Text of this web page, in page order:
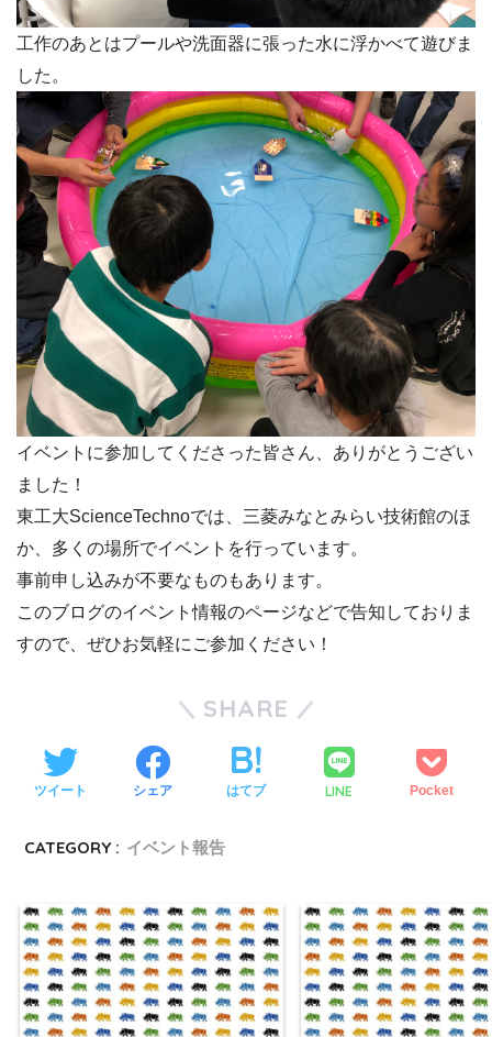
工作のあとはプールや洗面器に張った水に浮かべて遊びま
した。
イベントに参加してくださった皆さん、ありがとうござい
ました！
東工大ScienceTechnoでは、三菱みなとみらい技術館のほ
か、多くの場所でイベントを行っています。
事前申し込みが不要なものもあります。
このブログのイベント情報のページなどで告知しておりま
すので、ぜひお気軽にご参加ください！
SHARE
ツイート シェア はてブ LINE Pocket
CATEGORY : イベント報告